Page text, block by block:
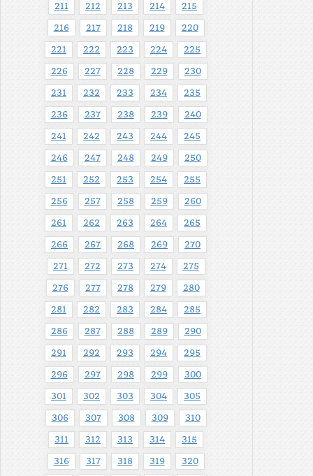
211 212 213 214 215
216 217 218 219 220
221 222 223 224 225
226 227 228 229 230
231 232 233 234 235
236 237 238 239 240
241 242 243 244 245
246 247 248 249 250
251 252 253 254 255
256 257 258 259 260
261 262 263 264 265
266 267 268 269 270
271 272 273 274 275
276 277 278 279 280
281 282 283 284 285
286 287 288 289 290
291 292 293 294 295
296 297 298 299 300
301 302 303 304 305
306 307 308 309 310
311 312 313 314 315
316 317 318 319 320